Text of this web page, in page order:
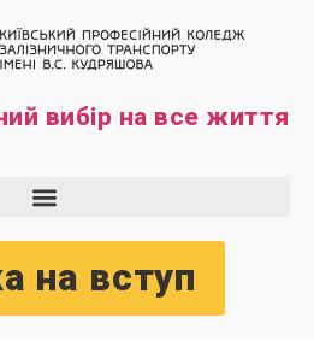
вибір на все життя
на вступ